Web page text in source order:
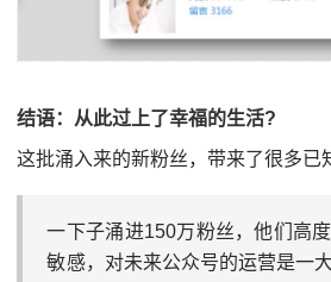
结语：从此过上了幸福的生活?
这批涌入来的新粉丝，带来了很多已
一下子涌进150万粉丝，他们高
敏感，对未来公众号的运营是一